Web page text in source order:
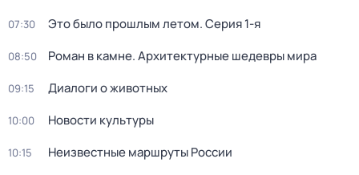
07:30 Это было прошлым летом. Серия 1-я
08:50 Роман в камне. Архитектурные шедевры мира
09:15 Диалоги о животных
10:00 Новости культуры
10:15 Неизвестные маршруты России